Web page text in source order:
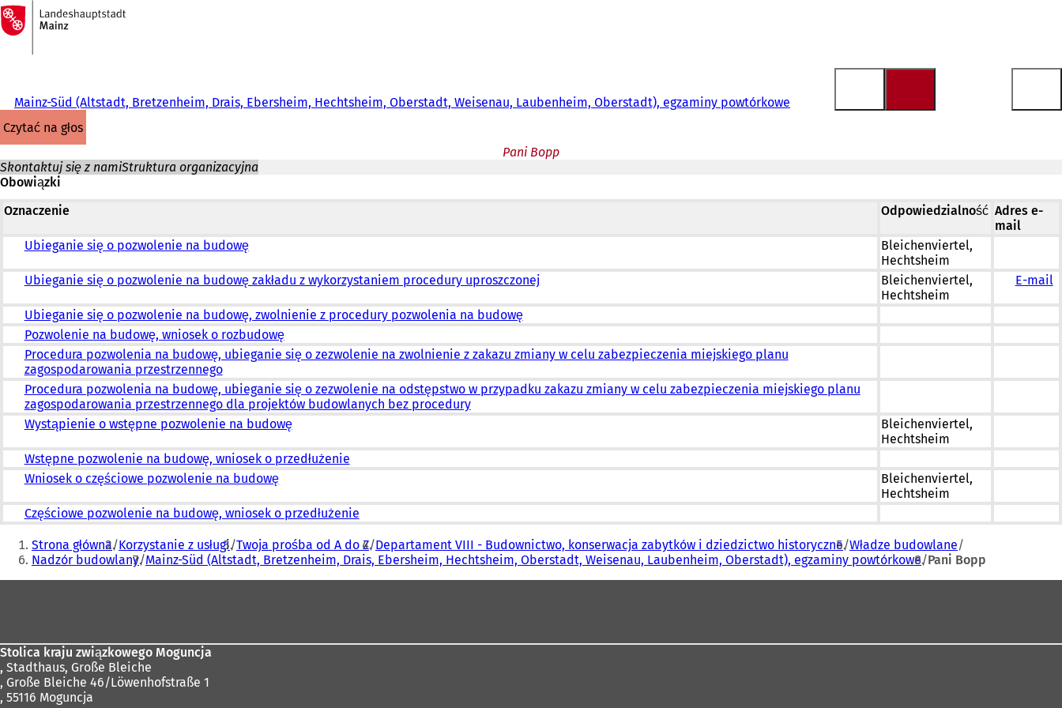
Przejdź do treści
Do
strony
głównej
Mainz-Süd (Altstadt, Bretzenheim, Drais, Ebersheim, Hechtsheim, Oberstadt, Weisenau, Laubenheim, Oberstadt), egzaminy powtórkowe
czytać na głos
Pani Bopp
Skontaktuj się z namiStruktura organizacyjna
Obowiązki
Oznaczenie
Odpowiedzialność Adres e-
mail
Ubieganie się o pozwolenie na budowę
Bleichenviertel,
Hechtsheim
Ubieganie się o pozwolenie na budowę zakładu z wykorzystaniem procedury uproszczonej
Bleichenviertel,
Hechtsheim
E-mail
Ubieganie się o pozwolenie na budowę, zwolnienie z procedury pozwolenia na budowę
Pozwolenie na budowę, wniosek o rozbudowę
Procedura pozwolenia na budowę, ubieganie się o zezwolenie na zwolnienie z zakazu zmiany w celu zabezpieczenia miejskiego planu
zagospodarowania przestrzennego
Procedura pozwolenia na budowę, ubieganie się o zezwolenie na odstępstwo w przypadku zakazu zmiany w celu zabezpieczenia miejskiego planu
zagospodarowania przestrzennego dla projektów budowlanych bez procedury
Wystąpienie o wstępne pozwolenie na budowę
Bleichenviertel,
Hechtsheim
Wstępne pozwolenie na budowę, wniosek o przedłużenie
Wniosek o częściowe pozwolenie na budowę
Bleichenviertel,
Hechtsheim
Częściowe pozwolenie na budowę, wniosek o przedłużenie
Jesteś
tutaj:
Strona główna Korzystanie z usługi Twoja prośba od A do Z Departament VIII - Budownictwo, konserwacja zabytków i dziedzictwo historyczne Władze budowlane
Nadzór budowlany Mainz-Süd (Altstadt, Bretzenheim, Drais, Ebersheim, Hechtsheim, Oberstadt, Weisenau, Laubenheim, Oberstadt), egzaminy powtórkowe Pani Bopp
Stolica kraju związkowego Moguncja
, Stadthaus, Große Bleiche
, Große Bleiche 46/Löwenhofstraße 1
, 55116 Moguncja